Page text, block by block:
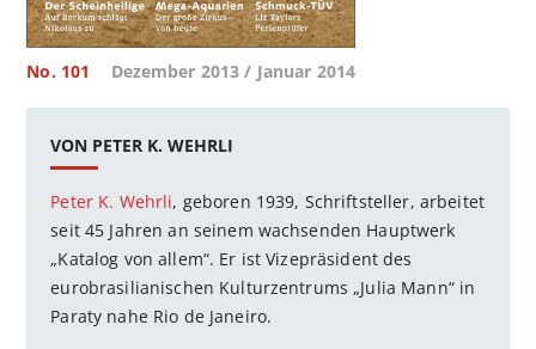
No. 101 Dezember 2013 / Januar 2014
VON PETER K. WEHRLI
Peter K. Wehrli, geboren 1939, Schriftsteller, arbeitet
seit 45 Jahren an seinem wachsenden Hauptwerk
„Katalog von allem“. Er ist Vizepräsident des
eurobrasilianischen Kulturzentrums „Julia Mann“ in
Paraty nahe Rio de Janeiro.